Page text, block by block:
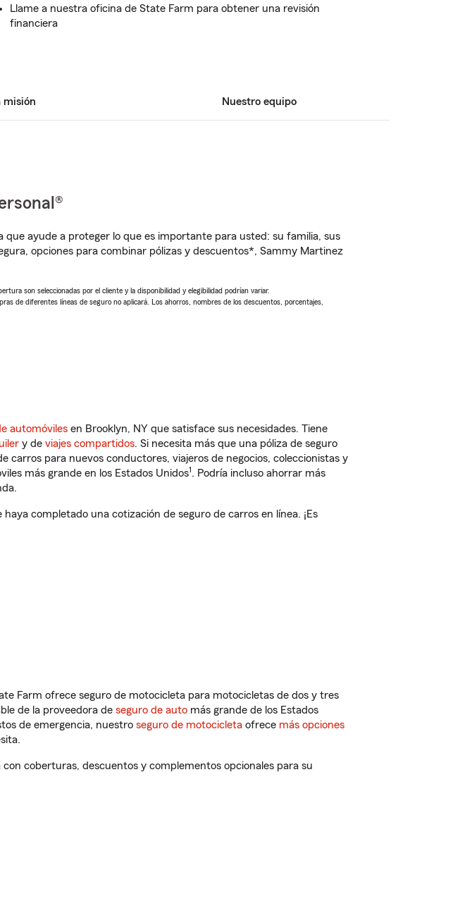
Llame a nuestra oficina de State Farm para obtener una revisión
financiera
misión Nuestro equipo
ayude a proteger lo que es importante para usted: su familia, sus
opciones para combinar pólizas y descuentos*, Sammy Martinez
son seleccionadas por el cliente y la disponibilidad y elegibilidad podrían variar.
de diferentes líneas de seguro no aplicará. Los ahorros, nombres de los descuentos, porcentajes,
automóviles en Brooklyn, NY que satisface sus necesidades. Tiene
y de viajes compartidos. Si necesita más que una póliza de seguro
para nuevos conductores, viajeros de negocios, coleccionistas y
más grande en los Estados Unidos1. Podría incluso ahorrar más
completado una cotización de seguro de carros en línea. ¡Es
Farm ofrece seguro de motocicleta para motocicletas de dos y tres
de la proveedora de seguro de auto más grande de los Estados
de emergencia, nuestro seguro de motocicleta ofrece más opciones
coberturas, descuentos y complementos opcionales para su